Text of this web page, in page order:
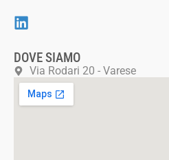
DOVE SIAMO
Via Rodari 20 - Varese